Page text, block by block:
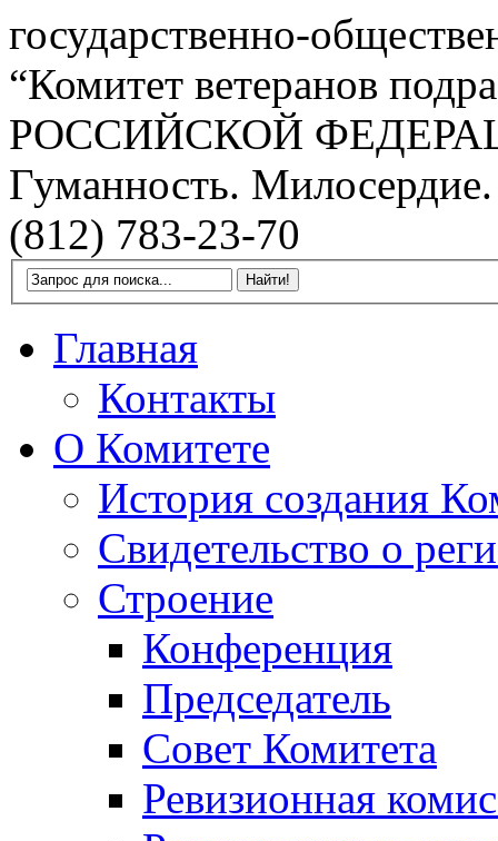
государственно-
“Комитет ветеранов
РОССИЙСКОЙ
Гуманность.
(812) 783-23-70
Главная
Контакты
О Комитете
История создания
Свидетельство о
Строение
Конференция
Председатель
Совет Комитета
Ревизионная